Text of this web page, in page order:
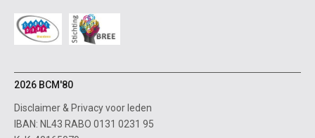
2026 BCM'80
Disclaimer& Privacy voor leden
IBAN: NL43 RABO 0131 0231 95